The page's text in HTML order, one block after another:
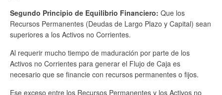
Segundo Principio de Equilibrio Financiero: Que los
Recursos Permanentes (Deudas de Largo Plazo y Capital) sean
superiores a los Activos no Corrientes.
Al requerir mucho tiempo de maduración por parte de los
Activos no Corrientes para generar el Flujo de Caja es
necesario que se financie con recursos permanentes o fijos.
Ese exceso entre los Recursos Permanentes y los Activos no